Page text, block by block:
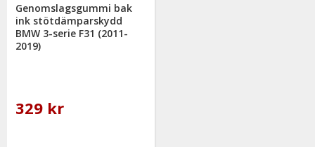
Genomslagsgummi bak
ink stötdämparskydd
BMW 3-serie F31 (2011-
2019)
329 kr